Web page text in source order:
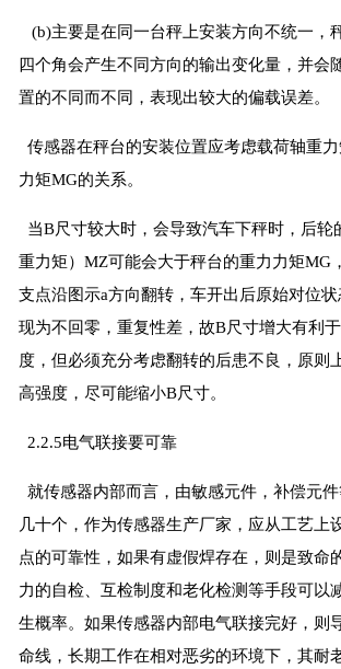
(b)主要是在同一台秤上安装方向不统一，
四个角会产生不同方向的输出变化量，并会
置的不同而不同，表现出较大的偏载误差。
传感器在秤台的安装位置应考虑载荷轴重
力矩MG的关系。
当B尺寸较大时，会导致汽车下秤时，后轮
重力矩）MZ可能会大于秤台的重力力矩MG
支点沿图示a方向翻转，车开出后原始对位
现为不回零，重复性差，故B尺寸增大有利
度，但必须充分考虑翻转的后患不良，原则
高强度，尽可能缩小B尺寸。
2.2.5电气联接要可靠
就传感器内部而言，由敏感元件，补偿元
几十个，作为传感器生产厂家，应从工艺上
点的可靠性，如果有虚假焊存在，则是致命
力的自检、互检制度和老化检测等手段可以
生概率。如果传感器内部电气联接完好，则
命线，长期工作在相对恶劣的环境下，其耐